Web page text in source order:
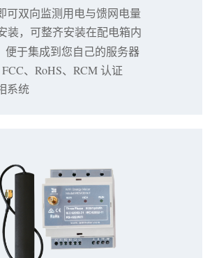
可双向监测用电与馈网电量
装，可整齐安装在配电箱内
便于集成到您自己的服务器
、RoHS、RCM 认证
系统